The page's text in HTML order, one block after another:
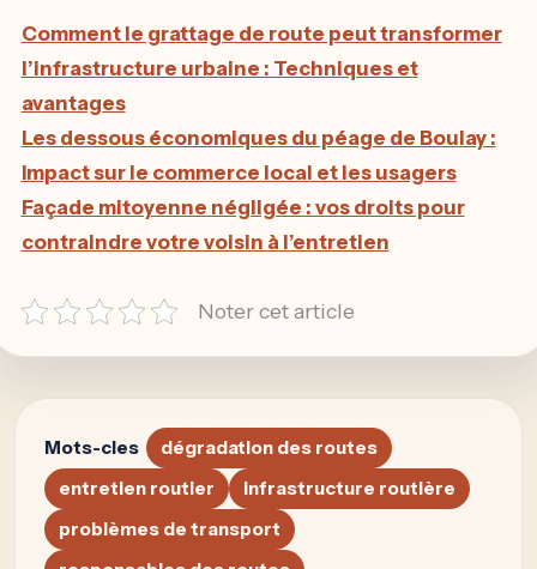
Comment le grattage de route peut transformer
l’infrastructure urbaine : Techniques et
avantages
Les dessous économiques du péage de Boulay :
Impact sur le commerce local et les usagers
Façade mitoyenne négligée : vos droits pour
contraindre votre voisin à l’entretien
Noter cet article
Mots-cles
dégradation des routes
entretien routier
infrastructure routière
problèmes de transport